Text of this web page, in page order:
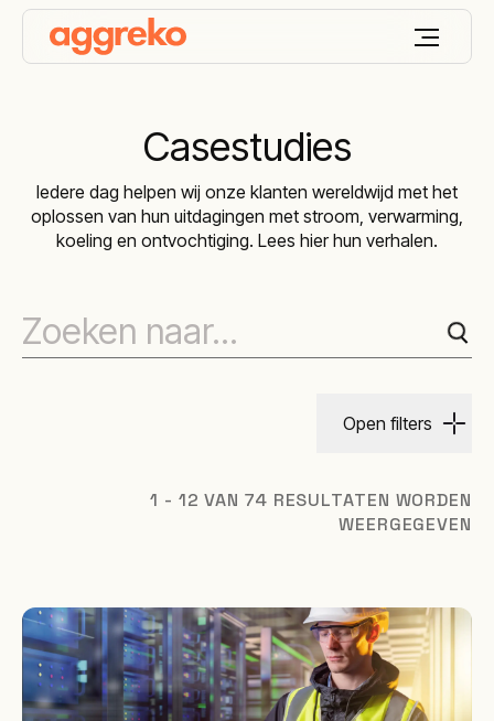
Casestudies
Iedere dag helpen wij onze klanten wereldwijd met het
oplossen van hun uitdagingen met stroom, verwarming,
koeling en ontvochtiging. Lees hier hun verhalen.
Open filters
1 - 12 VAN 74 RESULTATEN WORDEN
WEERGEGEVEN